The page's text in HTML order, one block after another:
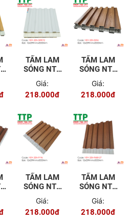
TẤM LAM
SÓNG NTA
S89072
Giá:
218.000đ
TẤM LAM
SÓNG NTA
Giá:
218.000đ
TẤM LAM
SÓNG NTA
5SN-9196
Giá:
218.000đ
TẤM LAM
SÓNG NTA
5SN-9688-
27
Giá:
218.000đ